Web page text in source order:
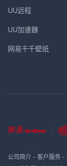
UU远程
UU加速器
网易千千壁纸
公司简介- 客户服务-